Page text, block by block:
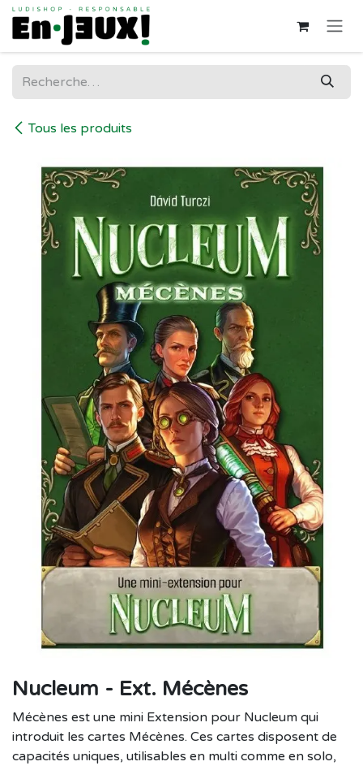
Se rendre au contenu
Tous les produits
Nucleum - Ext. Mécènes
Mécènes est une mini Extension pour Nucleum qui
introduit les cartes Mécènes. Ces cartes disposent de
capacités uniques, utilisables en multi comme en solo,